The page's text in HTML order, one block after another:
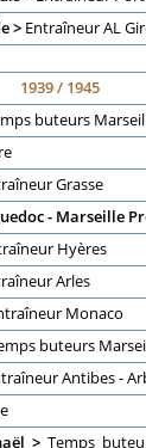
> Entraîneur AL
1939 / 1945
buteurs
Grasse
- Marseille
Hyères
Arles
Monaco
buteurs
Antibes -
> Temps